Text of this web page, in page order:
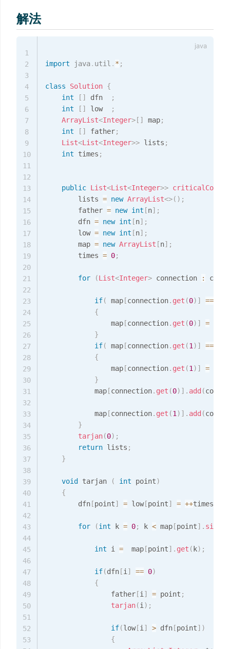
解法
import java. util . * ;
class Solution {
int
[ ] dfn
;
int
[ ] low
;
ArrayList<Integer> [ ] map;
int
[ ] father;
List<List<Integer>> lists ;
int times ;
public List<List<Integer>>
        lists
= new ArrayList<>( ) ;
        father
= new int [n] ;
        dfn
= new int [n] ;
        low
= new int [n] ;
        map
= new ArrayList [n] ;
        times
= 0;
for (List<Integer> connection :
if( map [connection. get (0) ] ==
{
                map
[connection. get (0) ] =
}
if( map [connection. get (1) ] ==
{
                map
[connection. get (1) ] =
}
            map
[connection. get (0) ] . add (
            map
[connection. get (1) ] . add (
}
tarjan(0) ;
return lists ;
}
void tarjan ( int point)
{
        dfn
[point] = low[point] = ++times
for (int k = 0; k < map [point] . size
int i =
  map
[point] . get ( k) ;
if(dfn [i] == 0)
{
                father
[i] = point ;
tarjan(i) ;
if(low[i] > dfn [point] )
{
1
2
3
4
5
6
7
8
9
10
11
12
13
14
15
16
17
18
19
20
21
22
23
24
25
26
27
28
29
30
31
32
33
34
35
36
37
38
39
40
41
42
43
44
45
46
47
48
49
50
51
52
53